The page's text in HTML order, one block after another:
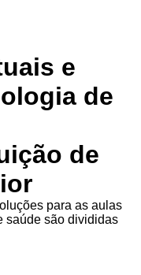
e
de
de
para as aulas
saúde são divididas